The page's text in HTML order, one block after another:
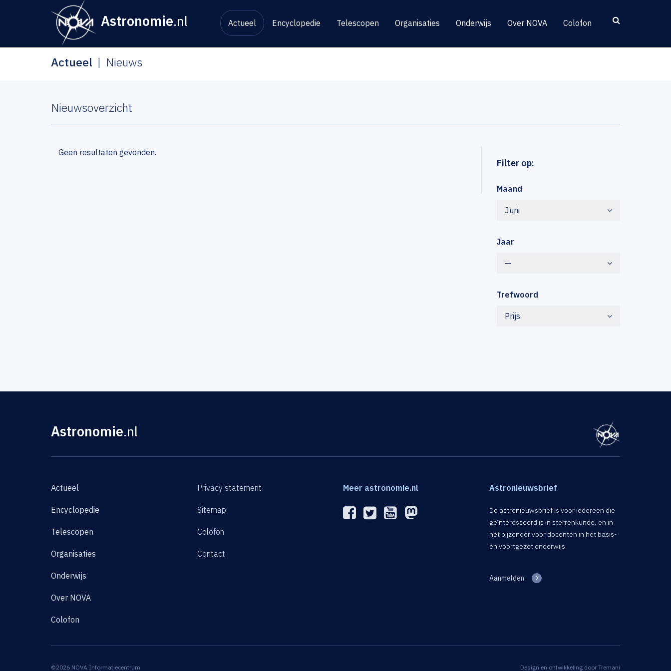
Astronomie.nl Actueel Encyclopedie Telescopen Organisaties Onderwijs Over NOVA Colofon
Actueel Nieuws
Nieuwsoverzicht
Filter op:
Maand
Juni
Jaar
—
Trefwoord
Prijs
Geen resultaten gevonden.
Astronomie.nl
Actueel
Encyclopedie
Telescopen
Organisaties
Onderwijs
Over NOVA
Colofon
Privacy statement
Sitemap
Colofon
Contact
Meer astronomie.nl Astronieuwsbrief
De astronieuwsbrief is voor iedereen die
geïnteresseerd is in sterrenkunde, en in
het bijzonder voor docenten in het basis-
en voortgezet onderwijs.
Aanmelden
©2026 NOVA Informatiecentrum Design en ontwikkeling door Tremani